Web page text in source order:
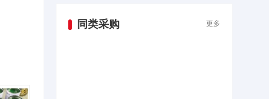
同类采购 更多